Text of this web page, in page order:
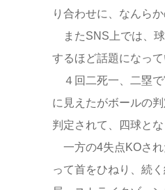
り合わせに、なんら
またSNS上では、球
するほど話題になっ
４回二死一、二塁で
に見えたがボールの
判定されて、四球と
一方の4失点KOされ
って首をひねり、続